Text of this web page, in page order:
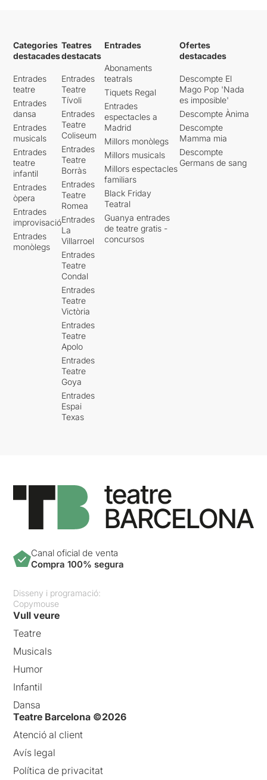
Categories
destacades
Entrades
teatre
Entrades
dansa
Entrades
musicals
Entrades
teatre
infantil
Entrades
òpera
Entrades
improvisació
Entrades
monòlegs
Teatres
destacats
Entrades
Teatre
Tívoli
Entrades
Teatre
Coliseum
Entrades
Teatre
Borràs
Entrades
Teatre
Romea
Entrades
La
Villarroel
Entrades
Teatre
Condal
Entrades
Teatre
Victòria
Entrades
Teatre
Apolo
Entrades
Teatre
Goya
Entrades
Espai
Texas
Entrades
Abonaments
teatrals
Tiquets Regal
Entrades
espectacles a
Madrid
Millors monòlegs
Millors musicals
Millors espectacles
familiars
Black Friday
Teatral
Guanya entrades
de teatre gratis -
concursos
Ofertes
destacades
Descompte El
Mago Pop 'Nada
es imposible'
Descompte Ànima
Descompte
Mamma mia
Descompte
Germans de sang
Canal oficial de venta
Compra 100% segura
Disseny i programació:
Copymouse
Vull veure
Teatre
Musicals
Humor
Infantil
Dansa
Teatre Barcelona ©2026
Atenció al client
Avís legal
Política de privacitat